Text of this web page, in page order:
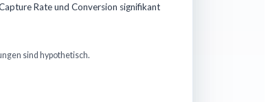
Rate und Conversion signifikant
sind hypothetisch.